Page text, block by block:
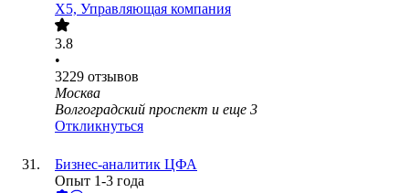
X5, Управляющая компания
3.8
•
3229 отзывов
Москва
Волгоградский проспект и еще 3
Откликнуться
Бизнес-аналитик ЦФА
Опыт 1-3 года